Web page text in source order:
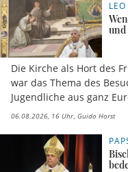
und
Die Kirche als Hort des
war das Thema des
Jugendliche aus ganz
06.08.2026, 16 Uhr Guido Horst